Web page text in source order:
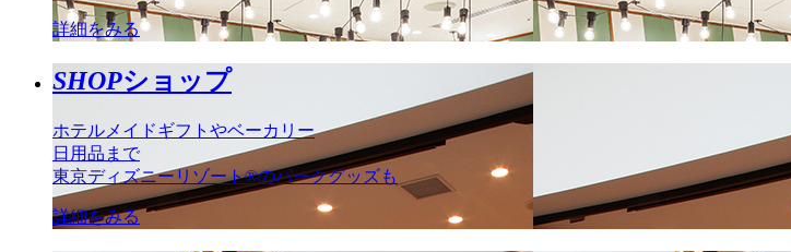
詳細をみる
SHOPショップ
ホテルメイドギフトやベーカリー
日用品まで
東京ディズニーリゾート®のパークグッズも
詳細をみる